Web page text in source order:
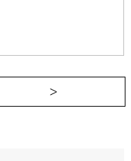
老いは、まるでクラシックギター